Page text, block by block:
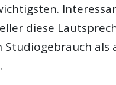
diese
Studiogebrauch als